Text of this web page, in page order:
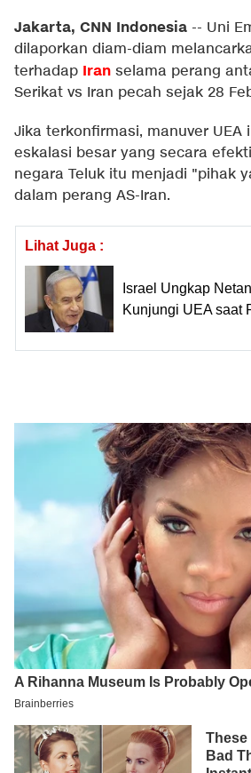
Jakarta, CNN Indonesia -- Uni
dilaporkan diam-diam
terhadap Iran selama perang
Serikat vs Iran pecah sejak 28
Jika terkonfirmasi, manuver UEA
eskalasi besar yang secara
negara Teluk itu menjadi "pihak
dalam perang AS-Iran.
Lihat Juga :
Israel Ungkap
Kunjungi UEA saat